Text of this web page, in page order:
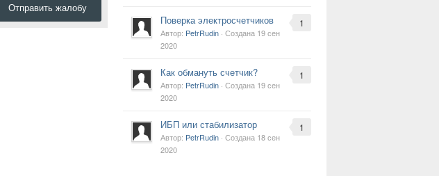
Отправить жалобу
1
Поверка электросчетчиков
Автор: PetrRudin · Создана 19 сен
2020
1
Как обмануть счетчик?
Автор: PetrRudin · Создана 19 сен
2020
1
ИБП или стабилизатор
Автор: PetrRudin · Создана 18 сен
2020